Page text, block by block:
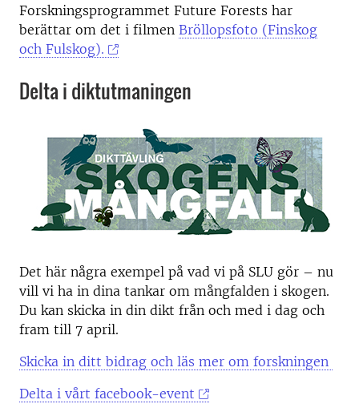
Forskningsprogrammet Future Forests har
berättar om det i filmen Bröllopsfoto (Finskog
och Fulskog).
Delta i diktutmaningen
Det här några exempel på vad vi på SLU gör – nu
vill vi ha in dina tankar om mångfalden i skogen.
Du kan skicka in din dikt från och med i dag och
fram till 7 april.
Skicka in ditt bidrag och läs mer om forskningen
Delta i vårt facebook-event